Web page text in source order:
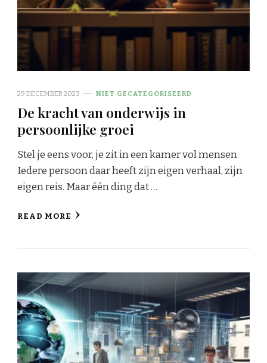
29 DECEMBER 2023 NIET GECATEGORISEERD
De kracht van onderwijs in
persoonlijke groei
Stel je eens voor, je zit in een kamer vol mensen.
Iedere persoon daar heeft zijn eigen verhaal, zijn
eigen reis. Maar één ding dat …
READ MORE